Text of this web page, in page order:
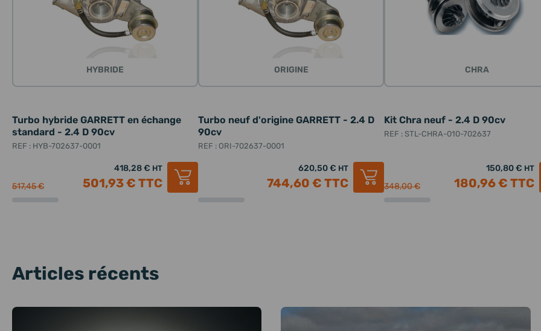
HYBRIDE
Turbo hybride GARRETT en échange
standard - 2.4 D 90cv
REF : HYB-702637-0001
517,45 €
418,28 € HT
501,93 € TTC
ORIGINE
Turbo neuf d'origine GARRETT - 2.4 D
90cv
REF : ORI-702637-0001
620,50 € HT
744,60 € TTC
CHRA
Kit Chra neuf - 2.4 D 90cv
REF : STL-CHRA-010-702637
348,00 €
150,80 € HT
180,96 € TTC
Articles récents